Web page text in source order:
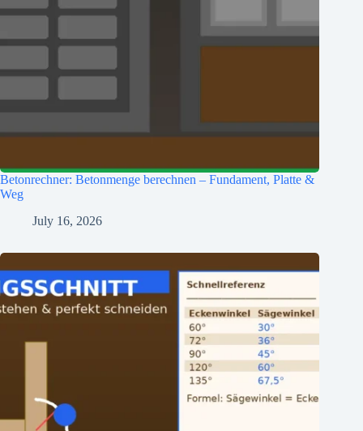
Betonrechner: Betonmenge berechnen – Fundament, Platte &
Weg
July 16, 2026